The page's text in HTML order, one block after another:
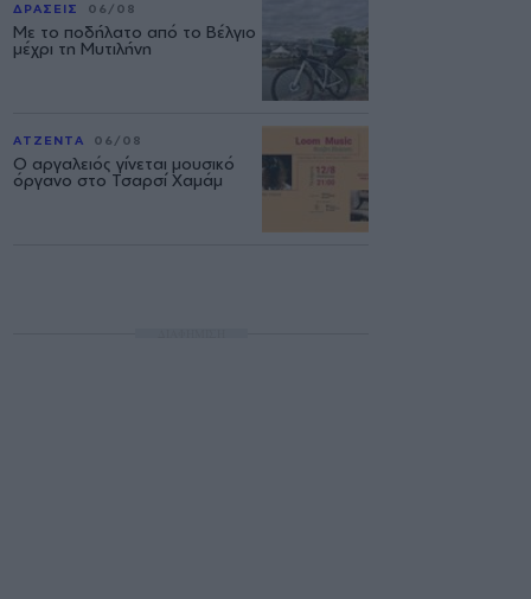
ΔΡΑΣΕΙΣ 06/08
Με το ποδήλατο από το Βέλγιο
μέχρι τη Μυτιλήνη
ΑΤΖΕΝΤΑ 06/08
Ο αργαλειός γίνεται μουσικό
όργανο στο Τσαρσί Χαμάμ